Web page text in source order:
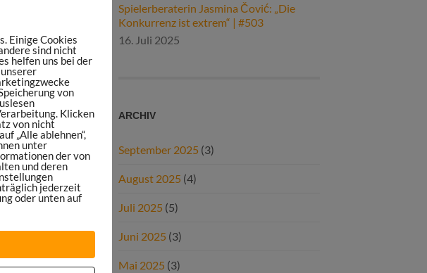
* markiert
Spielerberaterin Jasmina Čović: „Die
Konkurrenz ist extrem“ | #503
16. Juli 2025
ARCHIV
September 2025 (3)
August 2025 (4)
Juli 2025 (5)
Juni 2025 (3)
Mai 2025 (3)
Einige Cookies
sind nicht
helfen uns bei der
von
Klicken
von nicht
„Alle ablehnen“,
unter
der von
und deren
jederzeit
oder unten auf